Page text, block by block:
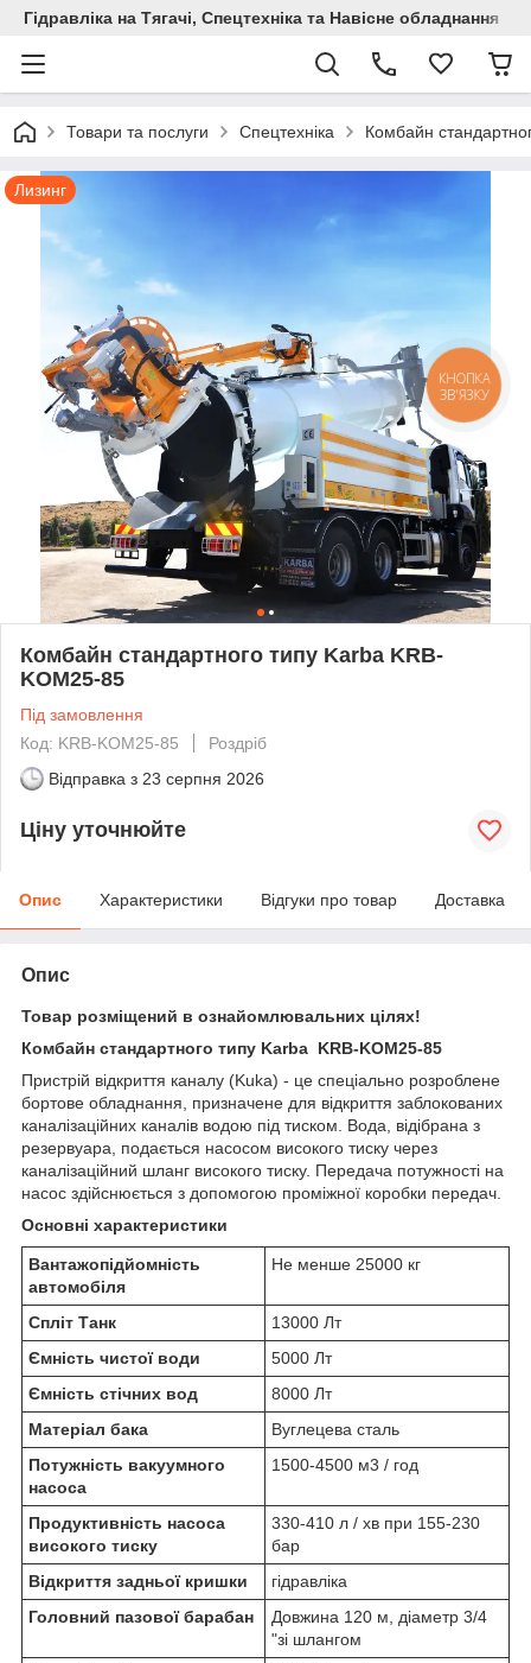
Гідравліка на Тягачі, Спецтехніка та Навісне обладнання
Товари та послуги Спецтехніка Комбайн
Лизинг
Комбайн стандартного типу Karba KRB-
KOM25-85
Під замовлення
Код: KRB-KOM25-85
Роздріб
Відправка з 23 серпня 2026
Ціну уточнюйте
Опис Характеристики Відгуки про товар Доставка
Опис
Товар розміщений в ознайомлювальних цілях!
Комбайн стандартного типу Karba KRB-KOM25-85
Пристрій відкриття каналу (Kuka) - це спеціально розроблене
бортове обладнання, призначене для відкриття заблокованих
каналізаційних каналів водою під тиском. Вода, відібрана з
резервуара, подається насосом високого тиску через
каналізаційний шланг високого тиску. Передача потужності на
насос здійснюється з допомогою проміжної коробки передач.
Основні характеристики
Вантажопідйомність
автомобіля
Не менше 25000 кг
Спліт Танк
13000 Лт
Ємність чистої води
5000 Лт
Ємність стічних вод
8000 Лт
Матеріал бака
Вуглецева сталь
Потужність вакуумного
насоса
1500-4500 м3 / год
Продуктивність насоса
високого тиску
330-410 л / хв при 155-230
бар
Відкриття задньої кришки
гідравліка
Головний пазової барабан
Довжина 120 м, діаметр 3/4
"зі шлангом
КНОПКА
ЗВ'ЯЗКУ